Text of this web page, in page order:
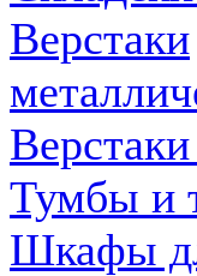
Верстаки
Тумбы и
Шкафы